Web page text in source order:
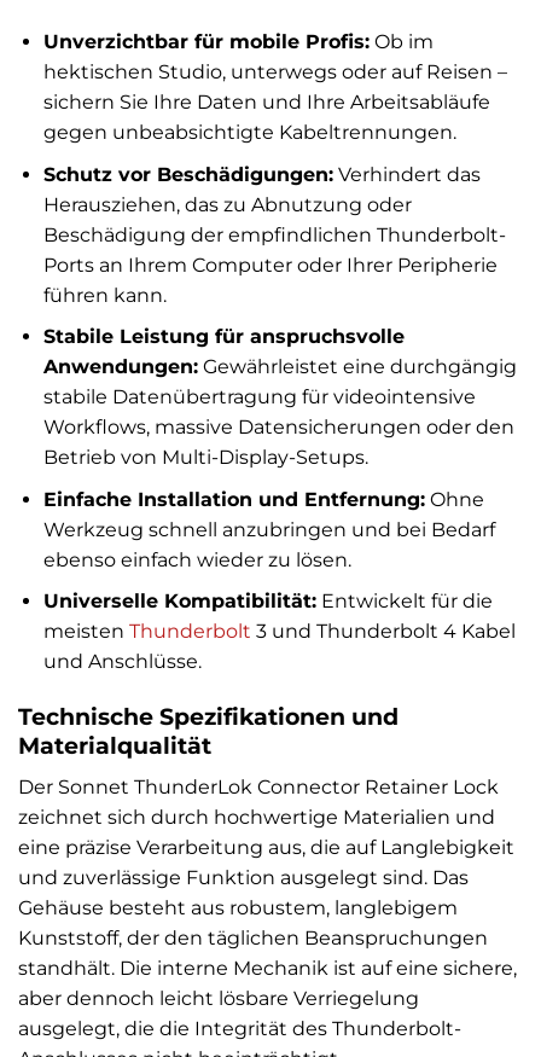
Unverzichtbar für mobile Profis:Ob im
hektischen Studio, unterwegs oder auf Reisen –
sichern Sie Ihre Daten und Ihre Arbeitsabläufe
gegen unbeabsichtigte Kabeltrennungen.
Schutz vor Beschädigungen:Verhindert das
Herausziehen, das zu Abnutzung oder
Beschädigung der empfindlichen Thunderbolt-
Ports an Ihrem Computer oder Ihrer Peripherie
führen kann.
Stabile Leistung für anspruchsvolle
Anwendungen:Gewährleistet eine durchgängig
stabile Datenübertragung für videointensive
Workflows, massive Datensicherungen oder den
Betrieb von Multi-Display-Setups.
Einfache Installation und Entfernung:Ohne
Werkzeug schnell anzubringen und bei Bedarf
ebenso einfach wieder zu lösen.
Universelle Kompatibilität:Entwickelt für die
meisten Thunderbolt 3 und Thunderbolt 4 Kabel
und Anschlüsse.
Technische Spezifikationen und
Materialqualität
Der Sonnet ThunderLok Connector Retainer Lock
zeichnet sich durch hochwertige Materialien und
eine präzise Verarbeitung aus, die auf Langlebigkeit
und zuverlässige Funktion ausgelegt sind. Das
Gehäuse besteht aus robustem, langlebigem
Kunststoff, der den täglichen Beanspruchungen
standhält. Die interne Mechanik ist auf eine sichere,
aber dennoch leicht lösbare Verriegelung
ausgelegt, die die Integrität des Thunderbolt-